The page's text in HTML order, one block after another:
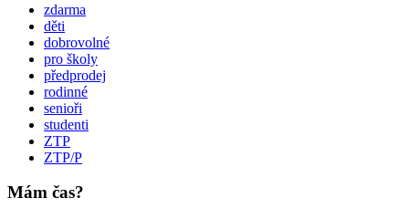
zdarma
děti
dobrovolné
pro školy
předprodej
rodinné
senioři
studenti
ZTP
ZTP/P
Mám čas?